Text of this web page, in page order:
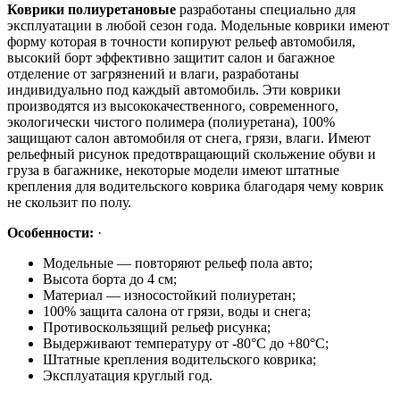
Коврики полиуретановые разработаны специально для
эксплуатации в любой сезон года. Модельные коврики имеют
форму которая в точности копируют рельеф автомобиля,
высокий борт эффективно защитит салон и багажное
отделение от загрязнений и влаги, разработаны
индивидуально под каждый автомобиль. Эти коврики
производятся из высококачественного, современного,
экологически чистого полимера (полиуретана), 100%
защищают салон автомобиля от снега, грязи, влаги. Имеют
рельефный рисунок предотвращающий скольжение обуви и
груза в багажнике, некоторые модели имеют штатные
крепления для водительского коврика благодаря чему коврик
не скользит по полу.
Особенности: ·
Модельные — повторяют рельеф пола авто;
Высота борта до 4 см;
Материал — износостойкий полиуретан;
100% защита салона от грязи, воды и снега;
Противоскользящий рельеф рисунка;
Выдерживают температуру от -80°С до +80°С;
Штатные крепления водительского коврика;
Эксплуатация круглый год.